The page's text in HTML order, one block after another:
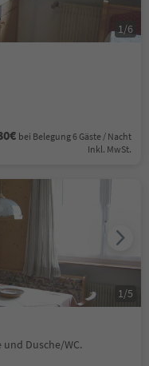
bei Belegung 6 Gäste / Nacht
Inkl. MwSt.
1/6
Dusche/WC.
1/5